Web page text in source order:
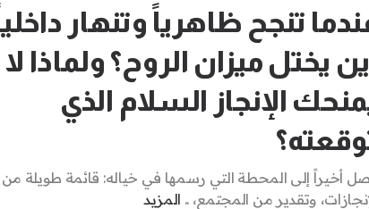
تنجح ظاهرياً وتنهار
يختل ميزان الروح؟ ولماذا لا
الإنجاز السلام الذي
أخيراً إلى المحطة التي رسمها في خياله: قائمة طويلة من
وتقدير من المجتمع، .. المزيد